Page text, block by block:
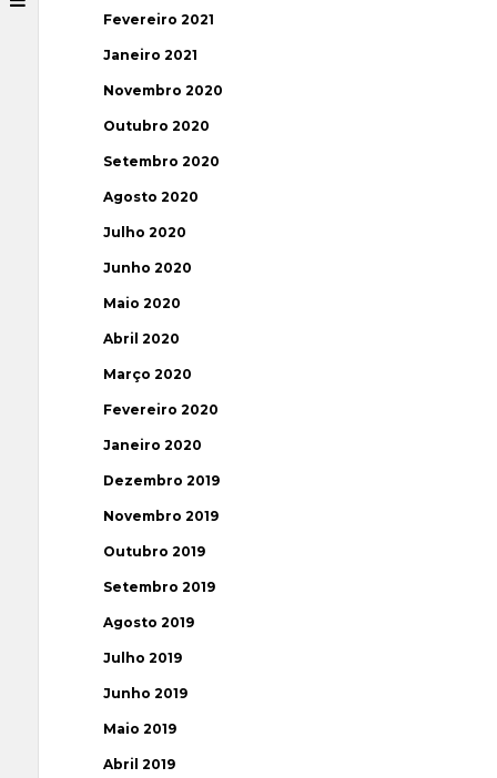
Fevereiro 2021
Janeiro 2021
Novembro 2020
Outubro 2020
Setembro 2020
Agosto 2020
Julho 2020
Junho 2020
Maio 2020
Abril 2020
Março 2020
Fevereiro 2020
Janeiro 2020
Dezembro 2019
Novembro 2019
Outubro 2019
Setembro 2019
Agosto 2019
Julho 2019
Junho 2019
Maio 2019
Abril 2019